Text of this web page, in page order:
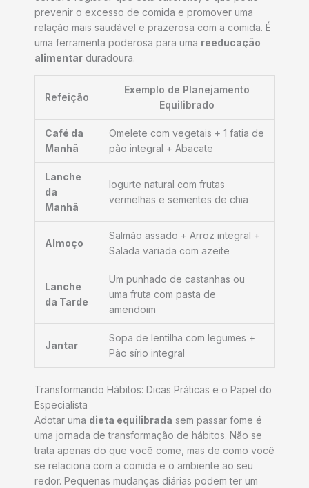
prevenir o excesso de comida e promover uma
relação mais saudável e prazerosa com a comida. É
uma ferramenta poderosa para uma reeducação
alimentar duradoura.
Refeição
Exemplo de Planejamento
Equilibrado
Café da
Manhã
Omelete com vegetais + 1 fatia de
pão integral + Abacate
Lanche
da
Manhã
Iogurte natural com frutas
vermelhas e sementes de chia
Almoço
Salmão assado + Arroz integral +
Salada variada com azeite
Lanche
da Tarde
Um punhado de castanhas ou
uma fruta com pasta de
amendoim
Jantar
Sopa de lentilha com legumes +
Pão sírio integral
Transformando Hábitos: Dicas Práticas e o Papel do
Especialista
Adotar uma dieta equilibrada sem passar fome é
uma jornada de transformação de hábitos. Não se
trata apenas do que você come, mas de como você
se relaciona com a comida e o ambiente ao seu
redor. Pequenas mudanças diárias podem ter um